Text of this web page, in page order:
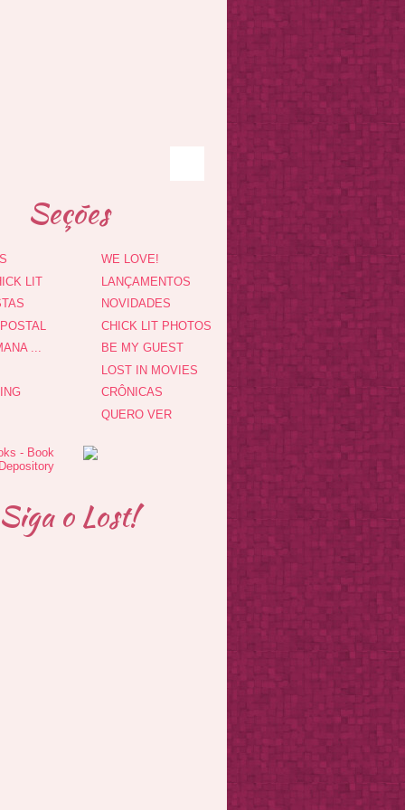
Seções
LIT
...
WE LOVE!
LANÇAMENTOS
NOVIDADES
CHICK LIT PHOTOS
BE MY GUEST
LOST IN MOVIES
CRÔNICAS
QUERO VER
Siga o Lost!